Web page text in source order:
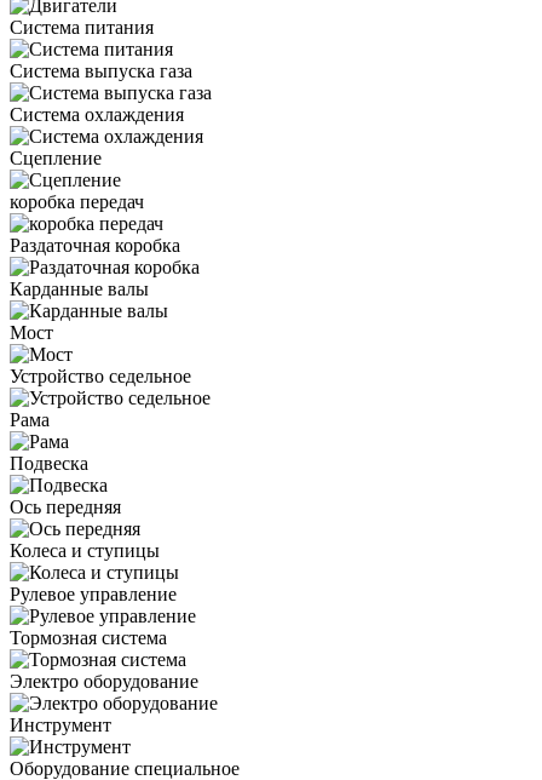
Система питания
Система выпуска газа
Система охлаждения
Сцепление
коробка передач
Раздаточная коробка
Карданные валы
Мост
Устройство седельное
Рама
Подвеска
Ось передняя
Колеса и ступицы
Рулевое управление
Тормозная система
Электро оборудование
Инструмент
Оборудование специальное